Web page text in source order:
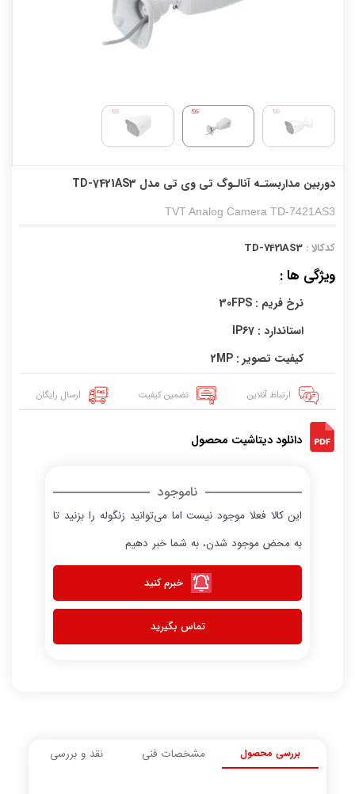
دوربین مداربستـه آنالـوگ تی وی تی مدل TD-7421AS3
TVT Analog Camera TD-7421AS3
کدکالا : TD-7421AS3
ویژگی ها :
نرخ فریم : 30FPS
استاندارد : IP67
کیفیت تصویر : 2MP
ارتباط آنلاین تضمین کیفیت ارسال رایگان
دانلود دیتاشیت محصول
ناموجود
این کالا فعلا موجود نیست اما می‌توانید زنگوله را بزنید تا
به محض موجود شدن، به شما خبر دهیم
خبرم کنید
تماس بگیرید
بررسی محصول مشخصات فنی نقد و بررسی